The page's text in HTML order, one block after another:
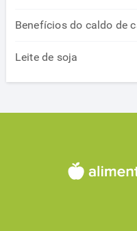
Benefícios do caldo de
Leite de soja